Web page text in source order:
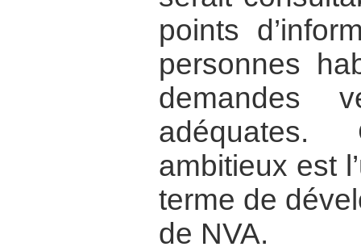
points
personnes
demandes
ambitieux est
terme de
de NVA.